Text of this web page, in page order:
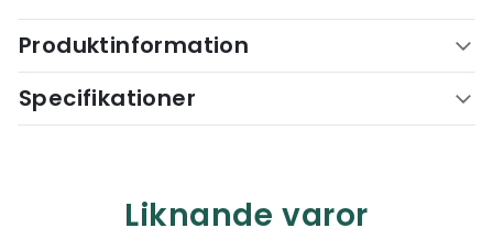
Produktinformation
Specifikationer
Liknande varor